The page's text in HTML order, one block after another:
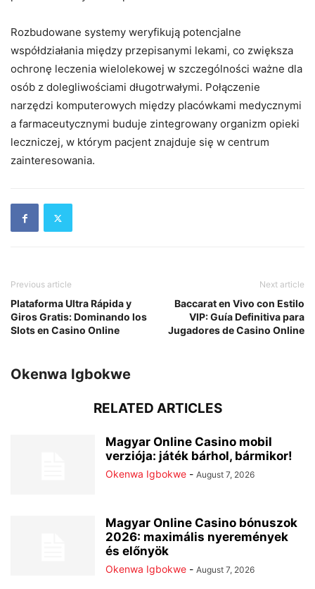
Rozbudowane systemy weryfikują potencjalne
współdziałania między przepisanymi lekami, co zwiększa
ochronę leczenia wielolekowej w szczególności ważne dla
osób z dolegliwościami długotrwałymi. Połączenie
narzędzi komputerowych między placówkami medycznymi
a farmaceutycznymi buduje zintegrowany organizm opieki
leczniczej, w którym pacjent znajduje się w centrum
zainteresowania.
Previous article
Plataforma Ultra Rápida y
Giros Gratis: Dominando los
Slots en Casino Online
Next article
Baccarat en Vivo con Estilo
VIP: Guía Definitiva para
Jugadores de Casino Online
Okenwa Igbokwe
RELATED ARTICLES
Magyar Online Casino mobil
verziója: játék bárhol, bármikor!
Okenwa Igbokwe - August 7, 2026
Magyar Online Casino bónuszok
2026: maximális nyeremények
és előnyök
Okenwa Igbokwe - August 7, 2026